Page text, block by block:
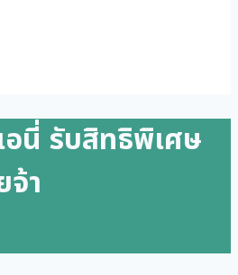
อนี่ รับสิทธิพิเศษ
จ้า